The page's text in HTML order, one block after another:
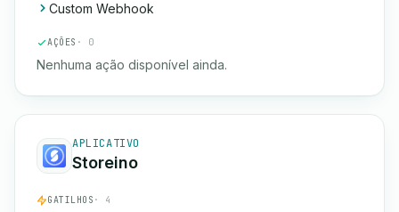
Custom Webhook
AÇÕES · 0
Nenhuma ação disponível ainda.
APLICATIVO
Storeino
GATILHOS · 4